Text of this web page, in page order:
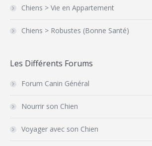
Chiens > Vie en Appartement
Chiens > Robustes (Bonne Santé)
Les Différents Forums
Forum Canin Général
Nourrir son Chien
Voyager avec son Chien